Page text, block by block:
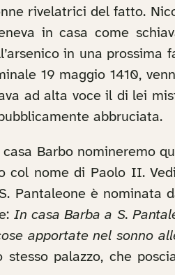
rivelatrici del fatto.
in casa come
in una prossima
19 maggio 1410,
ad alta voce il di lei
abbruciata.
Barbo nomineremo
col nome di Paolo II. Vedi
Pantaleone è nominata
In casa Barba a S.
apportate nel sonno
stesso palazzo, che